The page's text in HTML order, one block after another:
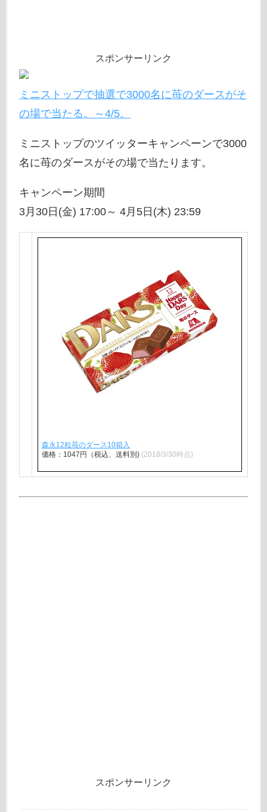
スポンサーリンク
ミニストップで抽選で3000名に苺のダースがそ
の場で当たる。～4/5。
ミニストップのツイッターキャンペーンで3000
名に苺のダースがその場で当たります。
キャンペーン期間
3月30日(金) 17:00～ 4月5日(木) 23:59
森永12粒苺のダース10箱入
価格：1047円（税込、送料別) (2018/3/30時点)
スポンサーリンク